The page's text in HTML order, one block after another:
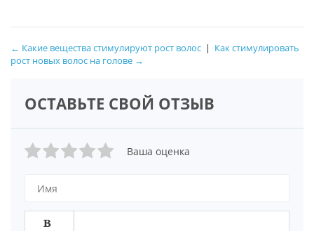
← Какие вещества стимулируют рост волос | Как стимулировать
рост новых волос на голове →
ОСТАВЬТЕ СВОЙ ОТЗЫВ
Ваша оценка
